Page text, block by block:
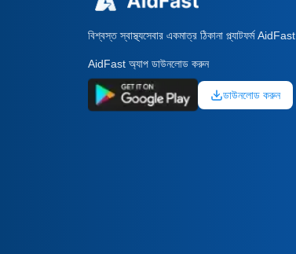
বিশ্বস্ত স্বাস্থ্যসেবার একমাত্র ঠিকানা প্ল্যাটফর্ম AidFast
AidFast অ্যাপ ডাউনলোড করুন
ডাউনলোড করুন